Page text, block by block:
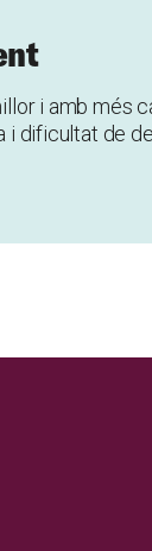
i amb més
i dificultat de